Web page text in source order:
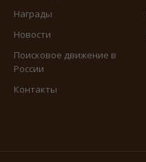
Награды
Новости
Поисковое движение в
России
Контакты